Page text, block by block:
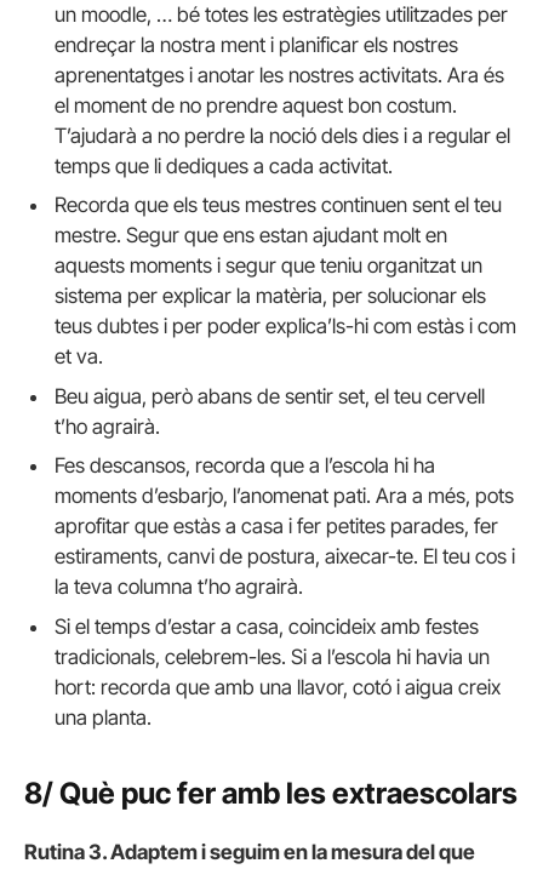
un moodle, … bé totes les estratègies utilitzades per
endreçar la nostra ment i planificar els nostres
aprenentatges i anotar les nostres activitats. Ara és
el moment de no prendre aquest bon costum.
T’ajudarà a no perdre la noció dels dies i a regular el
temps que li dediques a cada activitat.
Recorda que els teus mestres continuen sent el teu
mestre. Segur que ens estan ajudant molt en
aquests moments i segur que teniu organitzat un
sistema per explicar la matèria, per solucionar els
teus dubtes i per poder explica’ls-hi com estàs i com
et va.
Beu aigua, però abans de sentir set, el teu cervell
t’ho agrairà.
Fes descansos, recorda que a l’escola hi ha
moments d’esbarjo, l’anomenat pati. Ara a més, pots
aprofitar que estàs a casa i fer petites parades, fer
estiraments, canvi de postura, aixecar-te. El teu cos i
la teva columna t’ho agrairà.
Si el temps d’estar a casa, coincideix amb festes
tradicionals, celebrem-les. Si a l’escola hi havia un
hort: recorda que amb una llavor, cotó i aigua creix
una planta.
8/ Què puc fer amb les extraescolars
Rutina 3. Adaptem i seguim en la mesura del que